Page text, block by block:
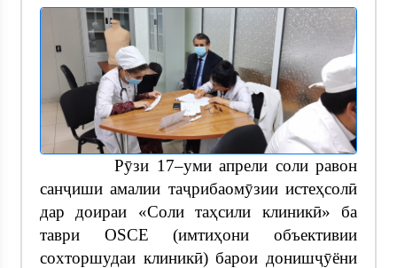
Рӯзи 17–уми апрели соли равон
санҷиши амалии таҷрибаомӯзии истеҳсолӣ
дар доираи «Соли таҳсили клиникӣ» ба
таври OSCE (имтиҳони объективии
сохторшудаи клиникӣ) барои донишҷӯёни